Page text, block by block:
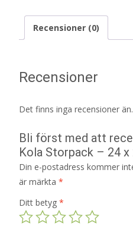
Recensioner (0)
Recensioner
Det finns inga recensioner än.
Bli först med att
Kola Storpack – 24 x
Din e-postadress kommer
är märkta *
Ditt betyg *